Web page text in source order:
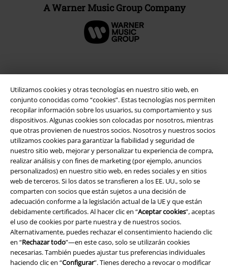
Utilizamos cookies y otras tecnologías en nuestro sitio web, en
conjunto conocidas como “cookies”. Estas tecnologías nos permiten
recopilar información sobre los usuarios, su comportamiento y sus
dispositivos. Algunas cookies son colocadas por nosotros, mientras
que otras provienen de nuestros socios. Nosotros y nuestros socios
utilizamos cookies para garantizar la fiabilidad y seguridad de
nuestro sitio web, mejorar y personalizar tu experiencia de compra,
realizar análisis y con fines de marketing (por ejemplo, anuncios
personalizados) en nuestro sitio web, en redes sociales y en sitios
web de terceros. Si los datos se transfieren a los EE. UU., solo se
comparten con socios que están sujetos a una decisión de
adecuación conforme a la legislación actual de la UE y que están
debidamente certificados. Al hacer clic en “Aceptar cookies”, aceptas
el uso de cookies por parte nuestra y de nuestros socios.
Alternativamente, puedes rechazar el consentimiento haciendo clic
en “Rechazar todo”—en este caso, solo se utilizarán cookies
necesarias. También puedes ajustar tus preferencias individuales
haciendo clic en “Configurar”. Tienes derecho a revocar o modificar
Legal
Términos y Condiciones
Aviso Legal
Ley protección de datos
Eliminación de residuos y protección del medioambiente
Declaración de Conformidad
Información sobre accesibilidad
Configuración Cookies
Cancelar pedido